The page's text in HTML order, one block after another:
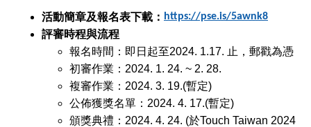
活動簡章及報名表下載： https://pse.is/5awnk8
評審時程與流程
報名時間：即日起至2024. 1.17. 止，郵戳為憑
初審作業：2024. 1. 24. ~ 2. 28.
複審作業：2024. 3. 19.(暫定)
公佈獲獎名單：2024. 4. 17.(暫定)
頒獎典禮：2024. 4. 24. (於Touch Taiwan 2024